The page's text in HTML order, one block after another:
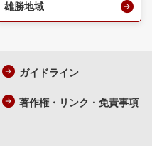
雄勝地域
ガイドライン
著作権・リンク・免責事項